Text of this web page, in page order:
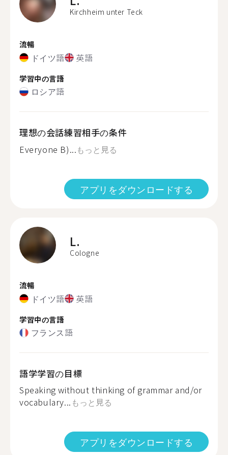
Kirchheim unter Teck
流暢
ドイツ語 英語
学習中の言語
ロシア語
理想の会話練習相手の条件
Everyone B)...もっと見る
アプリをダウンロードする
L.
Cologne
流暢
ドイツ語 英語
学習中の言語
フランス語
語学学習の目標
Speaking without thinking of grammar and/or
vocabulary... もっと見る
アプリをダウンロードする